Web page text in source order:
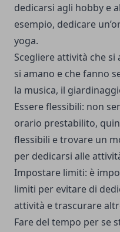
dedicarsi agli hobby e
esempio, dedicare
yoga.
Scegliere attività che
si amano e che fanno
la musica, il
Essere flessibili: non
orario prestabilito,
flessibili e trovare un
per dedicarsi alle
Impostare limiti: è
limiti per evitare di
attività e trascurare
Fare del tempo per se